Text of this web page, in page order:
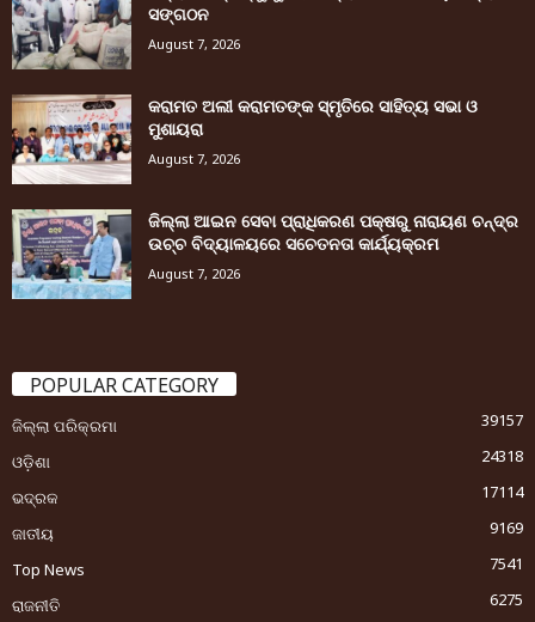
ସଙ୍ଗଠନ
August 7, 2026
କରାମତ ଅଲୀ କରାମତଙ୍କ ସ୍ମୃତିରେ ସାହିତ୍ୟ ସଭା ଓ
ମୁଶାୟରା
August 7, 2026
ଜିଲ୍ଲା ଆଇନ ସେବା ପ୍ରାଧିକରଣ ପକ୍ଷରୁ ନାରାୟଣ ଚନ୍ଦ୍ର
ଉଚ୍ଚ ବିଦ୍ୟାଳୟରେ ସଚେତନତା କାର୍ଯ୍ୟକ୍ରମ
August 7, 2026
POPULAR CATEGORY
ଜିଲ୍ଲା ପରିକ୍ରମା
39157
ଓଡ଼ିଶା
24318
ଭଦ୍ରକ
17114
ଜାତୀୟ
9169
Top News
7541
ରାଜନୀତି
6275